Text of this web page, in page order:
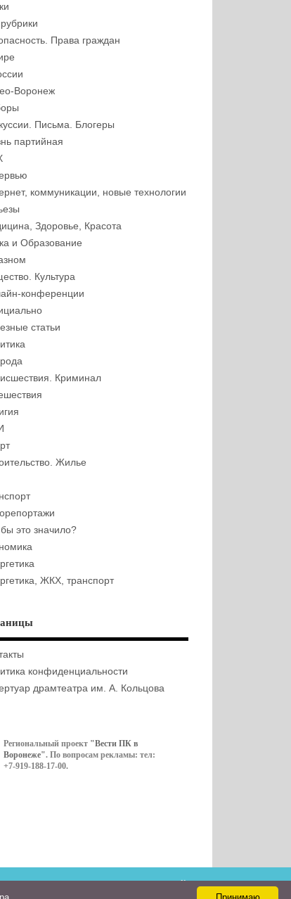
Права граждан
Воронеж
Письма. Блогеры
партийная
коммуникации, новые технологии
Здоровье, Красота
и Образование
Культура
конференции
статьи
Криминал
Жилье
это значило?
ЖКХ, транспорт
конфиденциальности
драмтеатра им. А. Кольцова
Региональный проект "Вести ПК в
Воронеже". По вопросам рекламы: тел:
+7-919-188-17-00.
Контакты